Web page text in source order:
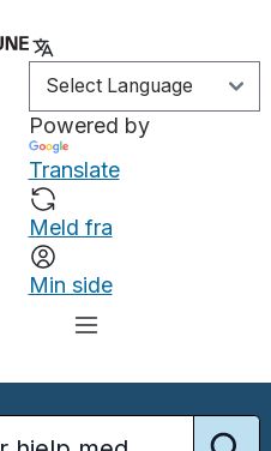
Powered by
Translate
Meld fra
Min side